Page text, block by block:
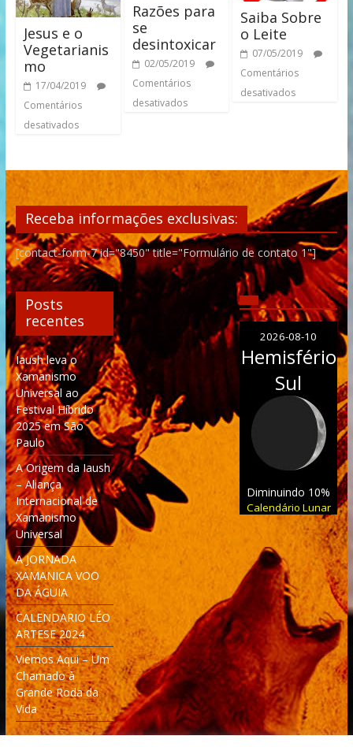
Jesus e o
Vegetarianis
mo
17/04/2019
Comentários
desativados
Razões para
se
desintoxicar
02/05/2019
Comentários
desativados
Saiba Sobre
o Leite
07/05/2019
Comentários
desativados
Receba informações exclusivas:
[contact-form-7 id="8450" title="Formulário de contato 1"]
Posts
recentes
Iaush leva o
Xamanismo
Universal ao
Festival Híbrido
2025 em São
Paulo
A Origem da Iaush
– Aliança
Internacional de
Xamanismo
Universal
A JORNADA
XAMANICA VOO
DA ÁGUIA
CALENDARIO LÉO
ARTESE 2024
Viemos Aqui – Um
Chamado à
Grande Roda da
Vida
2026-08-10
Hemisfério
Sul
Diminuindo 10%
Calendário Lunar